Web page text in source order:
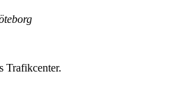
Trafikcenter.